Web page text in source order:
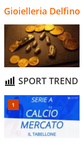
Gioielleria Delfino
SPORT TREND